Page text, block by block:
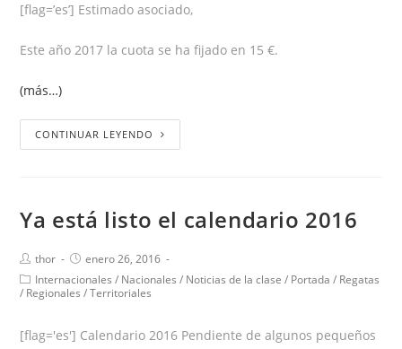
[flag=’es’] Estimado asociado,
Este año 2017 la cuota se ha fijado en 15 €.
(más…)
CONTINUAR LEYENDO
Ya está listo el calendario 2016
thor
enero 26, 2016
Internacionales / Nacionales / Noticias de la clase / Portada / Regatas
/ Regionales / Territoriales
[flag='es'] Calendario 2016 Pendiente de algunos pequeños